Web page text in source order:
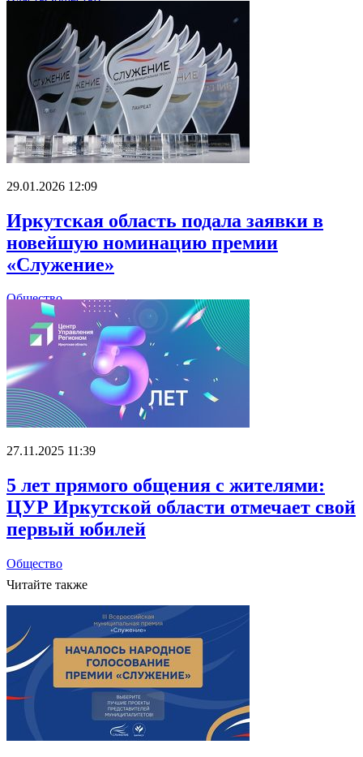
29.01.2026 12:09
Иркутская область подала заявки в
новейшую номинацию премии
«Служение»
Общество
27.11.2025 11:39
5 лет прямого общения с жителями:
ЦУР Иркутской области отмечает свой
первый юбилей
Общество
Читайте также